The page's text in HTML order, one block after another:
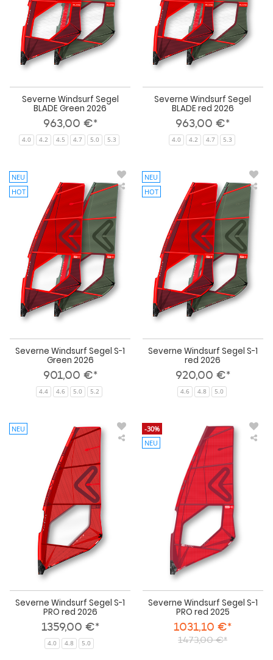
Severne Windsurf Segel
BLADE Green 2026
963,00 €*
4.0 4.2 4.5 4.7 5.0 5.3
Severne Windsurf Segel
BLADE red 2026
963,00 €*
4.0 4.2 4.7 5.3
NEU
HOT
Severne Windsurf Segel S-1
Green 2026
901,00 €*
4.4 4.6 5.0 5.2
Severne
NEU
HOT
Severne Windsurf Segel S-1
red 2026
920,00 €*
4.6 4.8 5.0
NEU
Severne Windsurf Segel S-1
PRO red 2026
1359,00 €*
4.0 4.8 5.0
Severne
-30%
NEU
Severne Windsurf Segel S-1
PRO red 2025
1031,10 €*
1473,00 €*